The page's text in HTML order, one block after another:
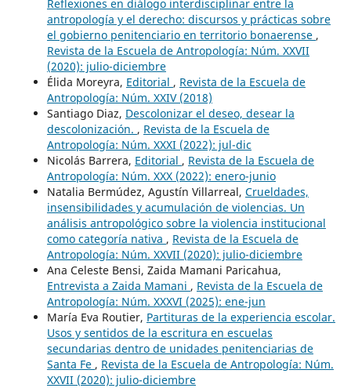
Reflexiones en diálogo interdisciplinar entre la
antropología y el derecho: discursos y prácticas sobre
el gobierno penitenciario en territorio bonaerense ,
Revista de la Escuela de Antropología: Núm. XXVII
(2020): julio-diciembre
Élida Moreyra, Editorial , Revista de la Escuela de
Antropología: Núm. XXIV (2018)
Santiago Diaz, Descolonizar el deseo, desear la
descolonización. , Revista de la Escuela de
Antropología: Núm. XXXI (2022): jul-dic
Nicolás Barrera, Editorial , Revista de la Escuela de
Antropología: Núm. XXX (2022): enero-junio
Natalia Bermúdez, Agustín Villarreal, Crueldades,
insensibilidades y acumulación de violencias. Un
análisis antropológico sobre la violencia institucional
como categoría nativa , Revista de la Escuela de
Antropología: Núm. XXVII (2020): julio-diciembre
Ana Celeste Bensi, Zaida Mamani Paricahua,
Entrevista a Zaida Mamani , Revista de la Escuela de
Antropología: Núm. XXXVI (2025): ene-jun
María Eva Routier, Partituras de la experiencia escolar.
Usos y sentidos de la escritura en escuelas
secundarias dentro de unidades penitenciarias de
Santa Fe , Revista de la Escuela de Antropología: Núm.
XXVII (2020): julio-diciembre